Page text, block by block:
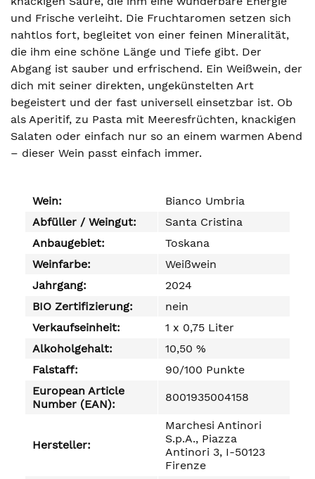
und Frische verleiht. Die Fruchtaromen setzen sich
nahtlos fort, begleitet von einer feinen Mineralität,
die ihm eine schöne Länge und Tiefe gibt. Der
Abgang ist sauber und erfrischend. Ein Weißwein, der
dich mit seiner direkten, ungekünstelten Art
begeistert und der fast universell einsetzbar ist. Ob
als Aperitif, zu Pasta mit Meeresfrüchten, knackigen
Salaten oder einfach nur so an einem warmen Abend
– dieser Wein passt einfach immer.
Wein:
Bianco Umbria
Abfüller / Weingut:
Santa Cristina
Anbaugebiet:
Toskana
Weinfarbe:
Weißwein
Jahrgang:
2024
BIO Zertifizierung:
nein
Verkaufseinheit:
1 x 0,75 Liter
Alkoholgehalt:
10,50 %
Falstaff:
90/100 Punkte
European Article
Number (EAN):
8001935004158
Hersteller:
Marchesi Antinori
S.p.A., Piazza
Antinori 3, I-50123
Firenze